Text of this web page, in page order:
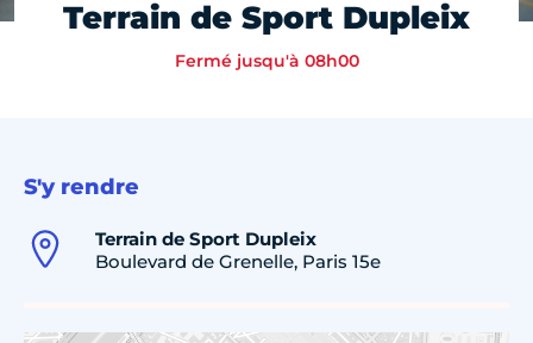
Terrain de Sport Dupleix
Fermé jusqu'à 08h00
S'y rendre
Terrain de Sport Dupleix
Boulevard de Grenelle, Paris 15e